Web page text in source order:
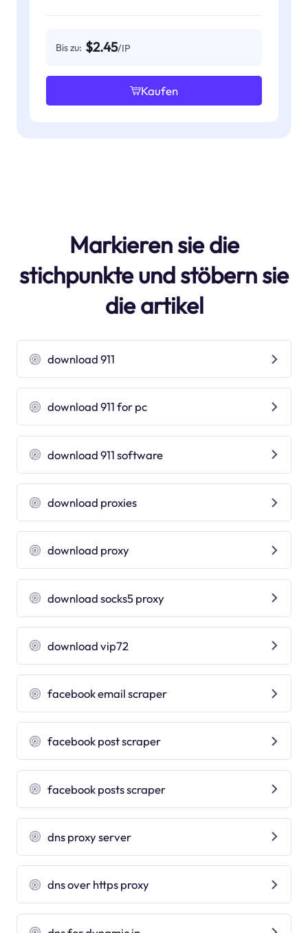
Bis zu: $2.45/IP
Kaufen
Markieren sie die
stichpunkte und stöbern sie
die artikel
download 911
download 911 for pc
download 911 software
download proxies
download proxy
download socks5 proxy
download vip72
facebook email scraper
facebook post scraper
facebook posts scraper
dns proxy server
dns over https proxy